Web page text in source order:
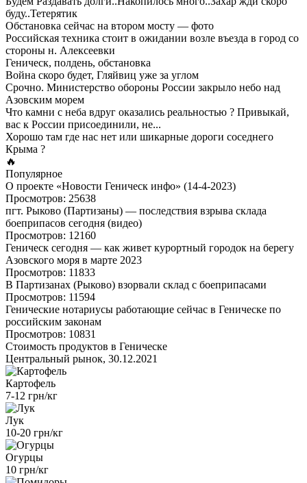
буду..Тетерятик
Обстановка сейчас на втором мосту — фото
Российская техника стоит в ожидании возле въезда в город со
стороны н. Алексеевки
Геническ, полдень, обстановка
Война скоро будет, Гляйвиц уже за углом
Срочно. Министерство обороны России закрыло небо над
Азовским морем
Что камни с неба вдруг оказались реальностью ? Привыкай,
вас к России присоединили, не...
Хорошо там где нас нет или шикарные дороги соседнего
Крыма ?
🔥
Популярное
О проекте «Новости Геническ инфо» (14-4-2023)
Просмотров: 25638
пгт. Рыково (Партизаны) — последствия взрыва склада
боеприпасов сегодня (видео)
Просмотров: 12160
Геническ сегодня — как живет курортный городок на берегу
Азовского моря в марте 2023
Просмотров: 11833
В Партизанах (Рыково) взорвали склад с боеприпасами
Просмотров: 11594
Генические нотариусы работающие сейчас в Геническе по
российским законам
Просмотров: 10831
Стоимость продуктов в Геническе
Центральный рынок, 30.12.2021
Картофель
7-12 грн/кг
Лук
10-20 грн/кг
Огурцы
10 грн/кг